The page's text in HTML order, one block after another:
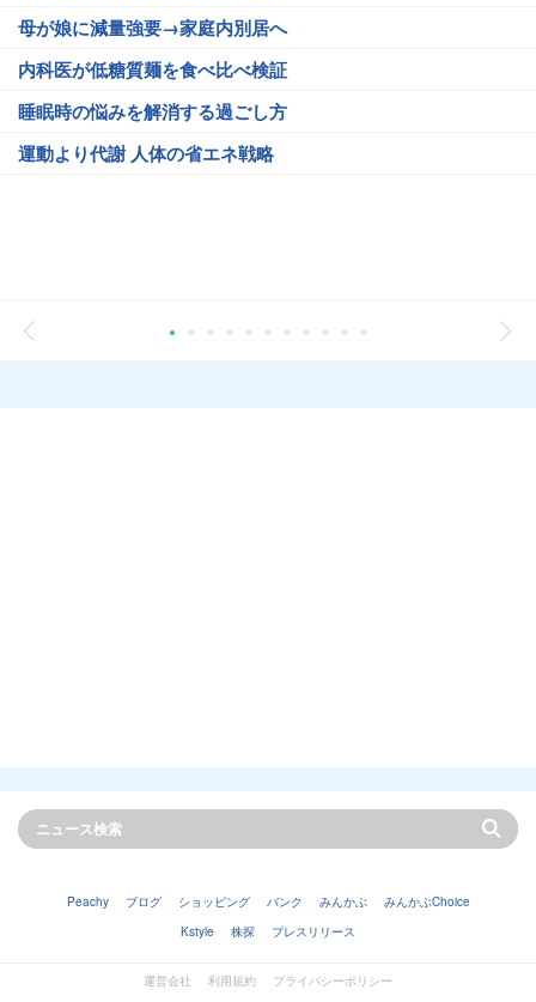
母が娘に減量強要→家庭内別居へ
内科医が低糖質麺を食べ比べ検証
睡眠時の悩みを解消する過ごし方
運動より代謝 人体の省エネ戦略
Peachy ブログ ショッピング バンク みんかぶ
みんかぶChoice
Kstyle
株探 プレスリリース
運営会社 利用規約 プライバシーポリシー